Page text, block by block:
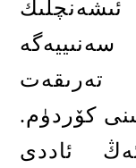
تەرىقەت
كۆردۈم.
ئاددى